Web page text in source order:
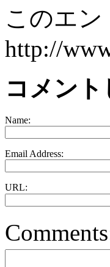
このエ
http://
コメン
Name:
Email Address:
URL: